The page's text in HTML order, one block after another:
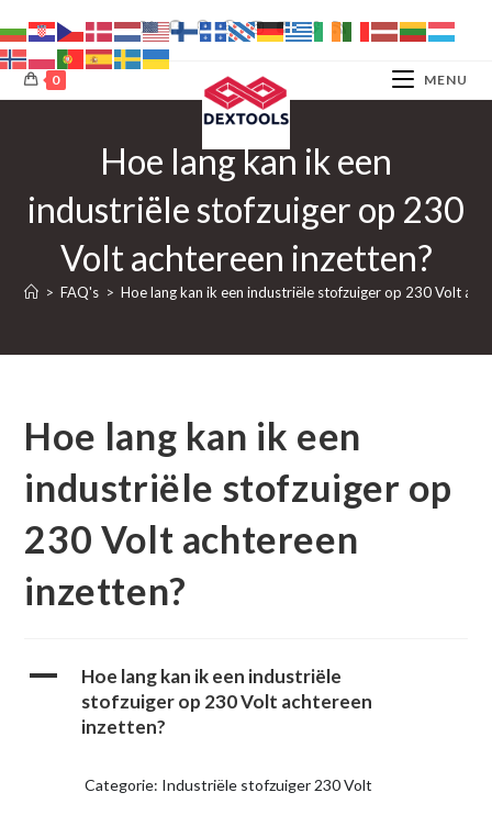
naar
inhoud
0 MENU
Hoe lang kan ik een
industriële stofzuiger op 230
Volt achtereen inzetten?
> FAQ's > Hoe lang kan ik een industriële stofzuiger op 230 Volt
Hoe lang kan ik een
industriële stofzuiger op
230 Volt achtereen
inzetten?
A
Hoe lang kan ik een industriële
stofzuiger op 230 Volt achtereen
inzetten?
Categorie: Industriële stofzuiger 230 Volt